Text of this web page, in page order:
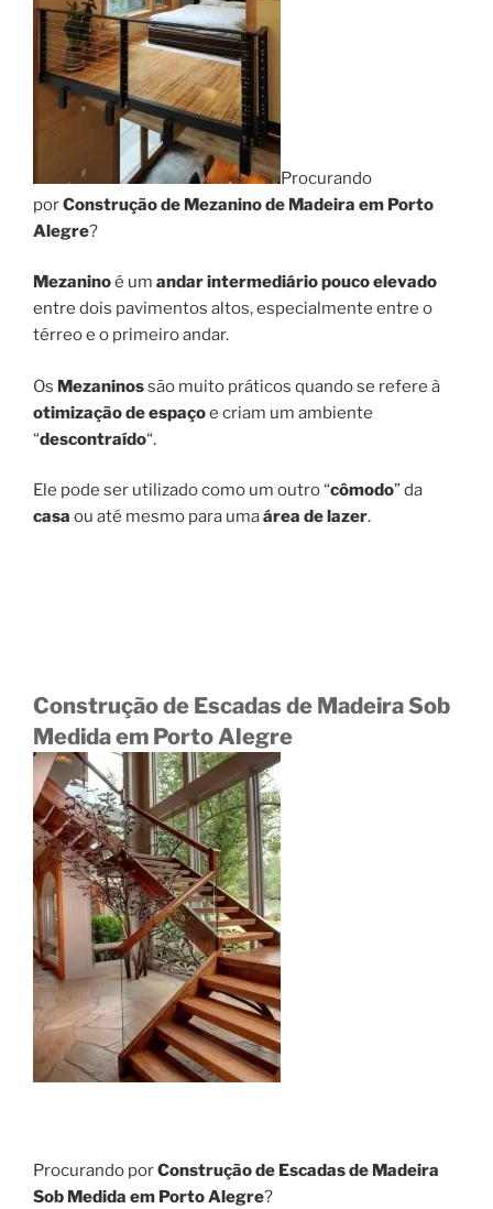
Procurando
porConstrução de Mezanino de Madeira em Porto
Alegre?
Mezaninoé um andar intermediário pouco elevado
entre dois pavimentos altos, especialmente entre o
térreo e o primeiro andar.
Os Mezaninossão muito práticos quando se refere à
otimização de espaçoe criam um ambiente
“descontraído“.
Ele pode ser utilizado como um outro “cômodo” da
casa ou até mesmo para umaárea de lazer.
Construção de Escadas de Madeira Sob
Medida em Porto Alegre
Procurando porConstrução de Escadas de Madeira
Sob Medida em Porto Alegre?